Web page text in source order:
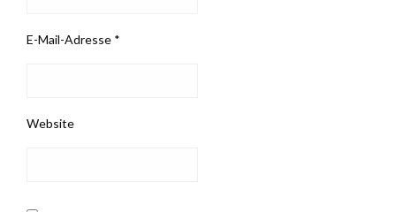
E-Mail-Adresse *
Website